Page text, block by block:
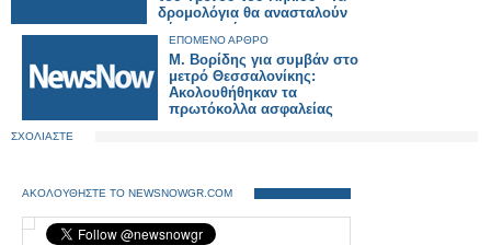
δρομολόγια θα ανασταλούν
μέχρι νεωτέρας.
ΕΠΟΜΕΝΟ ΑΡΘΡΟ
Μ. Βορίδης για συμβάν στο
μετρό Θεσσαλονίκης:
Ακολουθήθηκαν τα
πρωτόκολλα ασφαλείας
ΣΧΟΛΙΑΣΤΕ
ΑΚΟΛΟΥΘΗΣΤΕ ΤΟ NEWSNOWGR.COM